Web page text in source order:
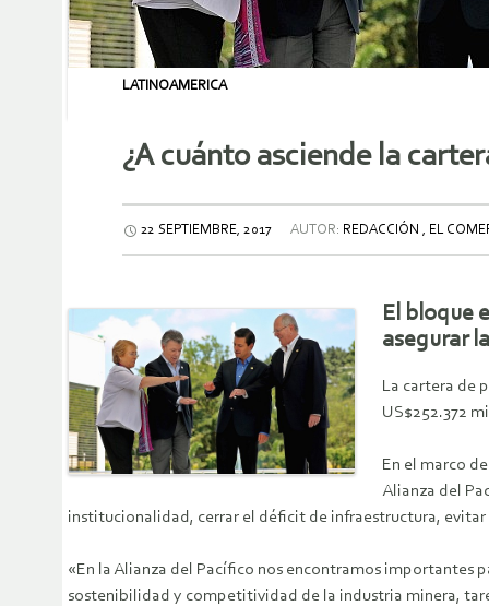
LATINOAMERICA
¿A cuánto asciende la
22 SEPTIEMBRE, 2017 AUTOR: REDACCIÓN , EL
El bloque
asegurar
La cartera de
US$252.372
En el marco
Alianza del
institucionalidad, cerrar el déficit de infraestructura,
«En la Alianza del Pacífico nos encontramos importantes
sostenibilidad y competitividad de la industria minera,